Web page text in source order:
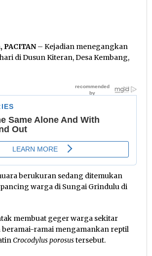
– Kejadian menegangkan
di Dusun Kiteran, Desa Kembang,
berukuran sedang ditemukan
warga di Sungai Grindulu di
membuat geger warga sekitar
ramai mengamankan reptil
Crocodylus porosustersebut.